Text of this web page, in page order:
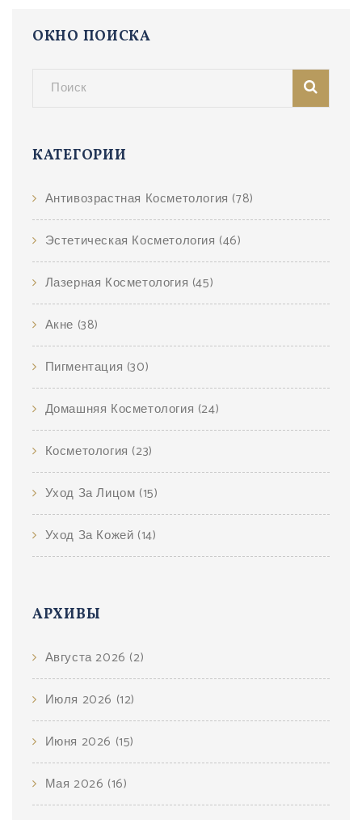
ОКНО ПОИСКА
КАТЕГОРИИ
Антивозрастная Косметология (78)
Эстетическая Косметология (46)
Лазерная Косметология (45)
Акне (38)
Пигментация (30)
Домашняя Косметология (24)
Косметология (23)
Уход За Лицом (15)
Уход За Кожей (14)
АРХИВЫ
Августа 2026 (2)
Июля 2026 (12)
Июня 2026 (15)
Мая 2026 (16)